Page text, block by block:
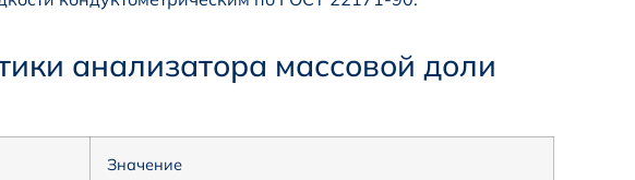
анализатора массовой доли
Значение